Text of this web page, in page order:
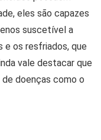
eles são capazes
suscetível a
e os resfriados, que
vale destacar que
doenças como o